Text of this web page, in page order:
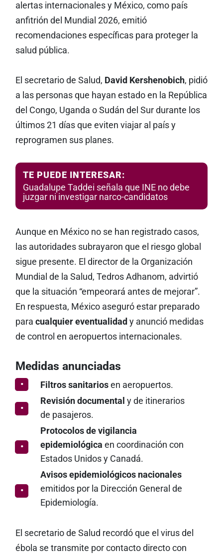
alertas internacionales y México, como país
anfitrión del Mundial 2026, emitió
recomendaciones específicas para proteger la
salud pública.
El secretario de Salud, David Kershenobich, pidió
a las personas que hayan estado en la República
del Congo, Uganda o Sudán del Sur durante los
últimos 21 días que eviten viajar al país y
reprogramen sus planes.
TE PUEDE INTERESAR:
Guadalupe Taddei señala que INE no debe
juzgar ni investigar narco-candidatos
Aunque en México no se han registrado casos,
las autoridades subrayaron que el riesgo global
sigue presente. El director de la Organización
Mundial de la Salud, Tedros Adhanom, advirtió
que la situación “empeorará antes de mejorar”.
En respuesta, México aseguró estar preparado
para cualquier eventualidad y anunció medidas
de control en aeropuertos internacionales.
Medidas anunciadas
Filtros sanitariosen aeropuertos.
Revisión documental y de itinerarios
de pasajeros.
Protocolos de vigilancia
epidemiológica en coordinación con
Estados Unidos y Canadá.
Avisos epidemiológicos nacionales
emitidos por la Dirección General de
Epidemiología.
El secretario de Salud recordó que el virus del
ébola se transmite por contacto directo con